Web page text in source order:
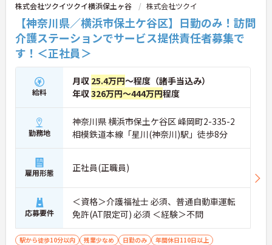
株式会社ツクイツクイ横浜保土ヶ谷 株式会社ツクイ
【神奈川県／横浜市保土ケ谷区】日勤のみ！訪問
介護ステーションでサービス提供責任者募集で
す！＜正社員＞
給料
月収 25.4万円～程度（諸手当込み）
年収326万円～444万円程度
勤務地
神奈川県 横浜市保土ケ谷区 峰岡町2-335-2
相模鉄道本線「星川(神奈川)駅」徒歩8分
雇用形態 正社員(正職員)
応募要件
＜資格＞介護福祉士 必須、普通自動車運転
免許(AT限定可) 必須 ＜経験＞不問
駅から徒歩10分以内 残業少なめ 日勤のみ
年間休日110日以上